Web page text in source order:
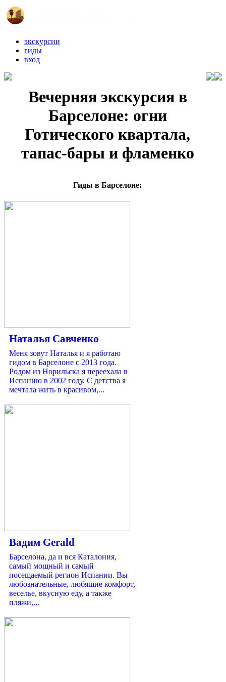
экскурсии
гиды
вход
Вечерняя экскурсия в
Барселоне: огни
Готического квартала,
тапас-бары и фламенко
Гиды в Барселоне:
Наталья Савченко
Меня зовут Наталья и я работаю
гидом в Барселоне с 2013 года.
Родом из Норильска я переехала в
Испанию в 2002 году. С детства я
мечтала жить в красивом,...
Вадим Gerald
Барселона, да и вся Каталония,
самый мощный и самый
посещаемый регион Испании. Вы
любознательные, любящие комфорт,
веселье, вкусную еду, а также
пляжи,...